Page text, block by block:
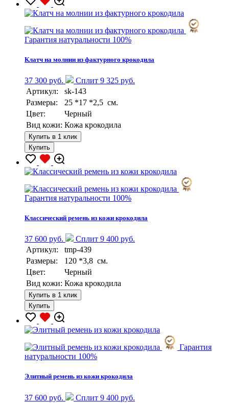
Гарантия натуральности 100%
Клатч на молнии из фактурного крокодила
37 300 руб.
Сплит 9 325 руб.
Артикул:
sk-143
Размеры:
25 *17 *2,5 см.
Цвет:
Черный
Вид кожи: Кожа крокодила
Купить в 1 клик
Купить
Гарантия натуральности 100%
Классический ремень из кожи крокодила
37 600 руб.
Сплит 9 400 руб.
Артикул:
tmp-439
Размеры:
120 *3,8 см.
Цвет:
Черный
Вид кожи: Кожа крокодила
Купить в 1 клик
Купить
Гарантия
натуральности 100%
Элитный ремень из кожи крокодила
37 600 руб.
Сплит 9 400 руб.